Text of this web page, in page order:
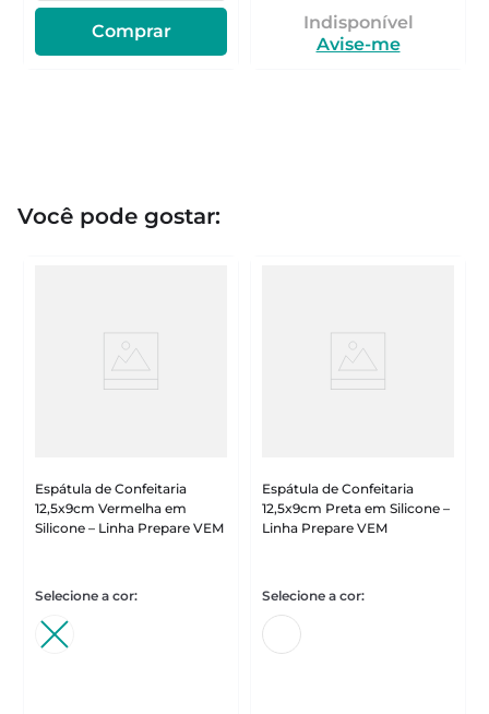
Comprar
Indisponível
Avise-me
Você pode gostar:
Espátula de Confeitaria
12,5x9cm Vermelha em
Silicone – Linha Prepare VEM
Espátula de Confeitaria
12,5x9cm Preta em Silicone –
Linha Prepare VEM